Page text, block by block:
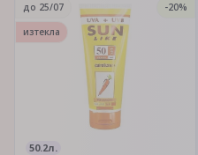
50.2л.
до 25/07
-20%
изтекла